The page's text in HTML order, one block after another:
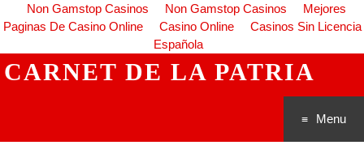
Non Gamstop Casinos Non Gamstop Casinos
Mejores
Paginas De Casino Online
Casino Online
Casinos Sin Licencia
Española
CARNET DE LA PATRIA
Menu